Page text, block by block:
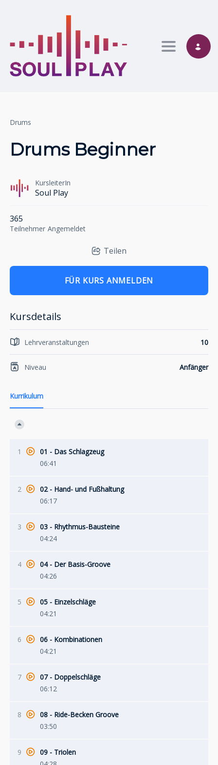
Toggle
Drums
Drums Beginner
KursleiterIn
Soul Play
365
Teilnehmer Angemeldet
Kurrikulum
1
01 - Das Schlagzeug
06:41
2
02 - Hand- und Fußhaltung
06:17
3
03 - Rhythmus-Bausteine
04:24
4
04 - Der Basis-Groove
04:26
5
05 - Einzelschläge
04:21
6
06 - Kombinationen
04:21
7
07 - Doppelschläge
06:12
8
08 - Ride-Becken Groove
03:50
9
09 - Triolen
Teilen
FÜR KURS ANMELDEN
Kursdetails
Lehrveranstaltungen 10
Niveau Anfänger